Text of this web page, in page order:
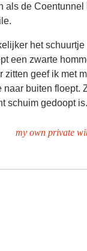
als de
het schuurtje
een zwarte
geef ik met
buiten floept.
schuim gedoopt is.
my own private